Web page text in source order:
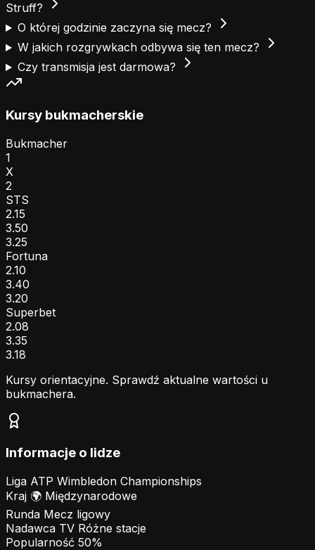
Struff?
O której godzinie zaczyna się mecz?
W jakich rozgrywkach odbywa się ten mecz?
Czy transmisja jest darmowa?
Kursy bukmacherskie
Bukmacher
1
X
2
STS
2.15
3.50
3.25
Fortuna
2.10
3.40
3.20
Superbet
2.08
3.35
3.18
Kursy orientacyjne. Sprawdź aktualne wartości u
bukmachera.
Informacje o lidze
Liga ATP Wimbledon Championships
Kraj 🌍 Międzynarodowe
Runda Mecz ligowy
Nadawca TV Różne stacje
Popularność 50%